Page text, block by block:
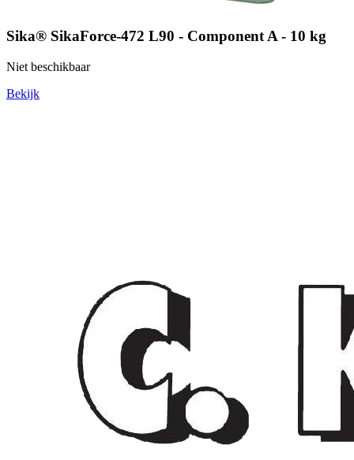
Sika® SikaForce-472 L90 - Component A - 10 kg
Niet beschikbaar
Bekijk